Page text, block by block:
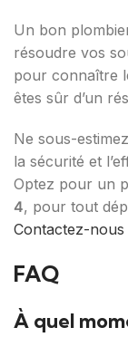
Un bon
résoudre vos
pour connaître
êtes sûr d’un
Ne sous-
la sécurité et
Optez pour un
4, pour tout
Contactez-nous
FAQ
À quel